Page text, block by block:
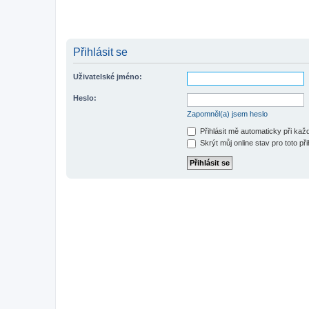
Přihlásit se
Uživatelské jméno:
Heslo:
Zapomněl(a) jsem heslo
Přihlásit mě automaticky při
Skrýt můj online stav pro toto